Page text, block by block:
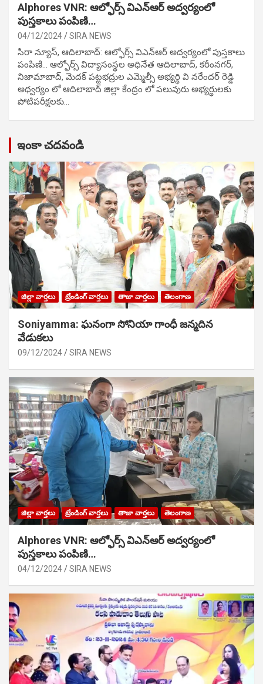
Alphores VNR: ఆల్ఫోర్స్ విఎన్ఆర్ అద్వర్యంలో
పుస్తకాలు పంపిణి…
04/12/2024 SIRA NEWS
సిరా న్యూస్, ఆదిలాబాద్: ఆల్ఫోర్స్ విఎన్ఆర్ అద్వర్యంలో పుస్తకాలు
పంపిణి… ఆల్ఫోర్స్ విద్యాసంస్థల అధినేత ఆదిలాబాద్, కరీంనగర్,
నిజామాబాద్, మెదక్ పట్టభద్రుల ఎమ్మెల్సీ అభ్యర్థి వి నరేందర్ రెడ్డి
అధ్వర్యం లో ఆదిలాబాద్ జిల్లా కేంద్రం లో పలువురు అభ్యర్థులకు
పోటిప‌రీక్ష‌ల‌కు…
ఇంకా చదవండి
జిల్లా వార్తలు ట్రేండింగ్ వార్తలు తాజా వార్తలు తెలంగాణ
Soniyamma: ఘ‌నంగా సోనియా గాంధీ జ‌న్మ‌దిన
వేడుక‌లు
09/12/2024 SIRA NEWS
జిల్లా వార్తలు ట్రేండింగ్ వార్తలు తాజా వార్తలు తెలంగాణ
Alphores VNR: ఆల్ఫోర్స్ విఎన్ఆర్ అద్వర్యంలో
పుస్తకాలు పంపిణి…
04/12/2024 SIRA NEWS